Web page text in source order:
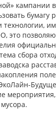
кампании
бумагу
технологии,
это
сбора